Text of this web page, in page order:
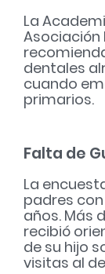
La
Asociación
dentales
cuando
primarios.
Falta de
La
padres
años. Más
recibió
de su hijo
visitas al